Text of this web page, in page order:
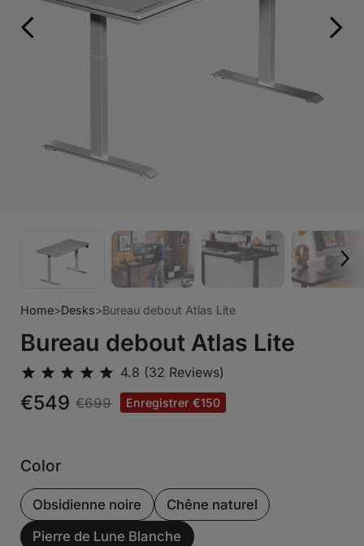
Home>Desks>Bureau debout Atlas Lite
Bureau debout Atlas Lite
€549 €699 Enregistrer €150
Color
Obsidienne noire
Chêne naturel
Pierre de Lune Blanche